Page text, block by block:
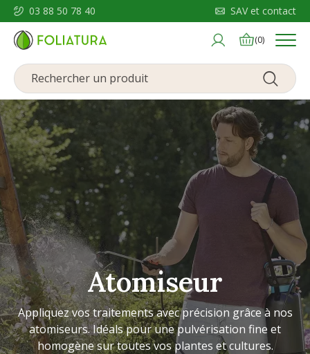
03 88 50 78 40 SAV et contact
(0) Menu
Atomiseur
Appliquez vos traitements avec précision grâce à nos
atomiseurs. Idéals pour une pulvérisation fine et
homogène sur toutes vos plantes et cultures.